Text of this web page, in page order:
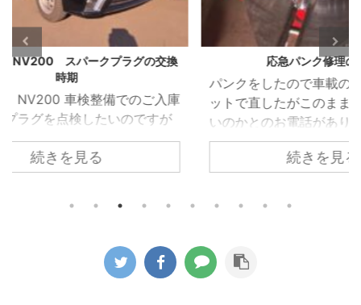
交換
入庫
が
ール
しか
応急パンク修理の後は
パンクをしたので車載のパンク修理キ
ットで直したがこのまま乗り続けて良
いのかとのお電話がありました。 車載
のパンク修理キットはあくまでも応急
的に使うものなのでパンク修理箇所の
しています。 修理剤を使用したタイヤ
がどのようになっているか診ていきま
VW
VW
受け
れた
れて
でし